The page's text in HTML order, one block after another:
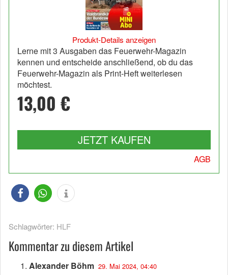
Produkt-Details anzeigen
Lerne mit 3 Ausgaben das Feuerwehr-Magazin
kennen und entscheide anschließend, ob du das
Feuerwehr-Magazin als Print-Heft weiterlesen
möchtest.
13,00 €
JETZT KAUFEN
AGB
Schlagwörter: HLF
Kommentar zu diesem Artikel
Alexander Böhm 29. Mai 2024, 04:40